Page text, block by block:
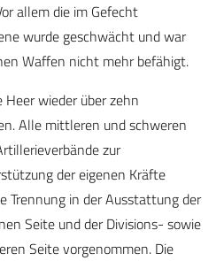
allem die im Gefecht
wurde geschwächt und war
Waffen nicht mehr befähigt.
wieder über zehn
Alle mittleren und schweren
zur
der eigenen Kräfte
Trennung in der Ausstattung der
Seite und der Divisions- sowie
Seite vorgenommen. Die